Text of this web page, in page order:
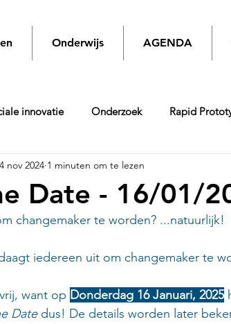
Onderwijs AGENDA
innovatie Onderzoek Rapid
Date - 16/01/
nov 2024 1 minuten om te lezen
changemaker te worden? ...natuurlijk!
iedereen uit om changemaker te
want op Donderdag 16 Januari, 2025
Date dus! De details worden later